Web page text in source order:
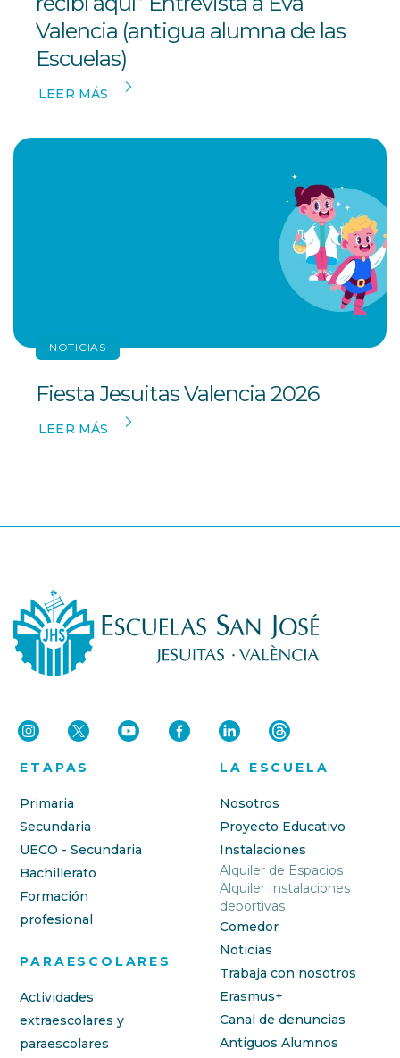
Valencia (antigua alumna de las
Escuelas)
LEER MÁS
NOTICIAS
Fiesta Jesuitas Valencia 2026
LEER MÁS
ETAPAS
Primaria
Secundaria
UECO - Secundaria
Bachillerato
Formación
profesional
PARAESCOLARES
Actividades
extraescolares y
paraescolares
LA ESCUELA
Nosotros
Proyecto Educativo
Instalaciones
Alquiler de Espacios
Alquiler Instalaciones
deportivas
Comedor
Noticias
Trabaja con nosotros
Erasmus+
Canal de denuncias
Antiguos Alumnos